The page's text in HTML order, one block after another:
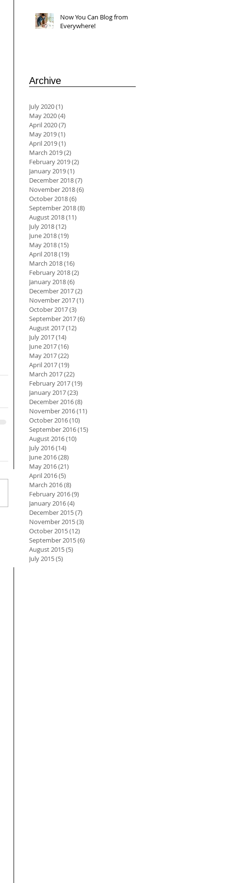
Now You Can Blog from
Everywhere!
July 2020(1)
May 2020(4)
April 2020(7)
May 2019(1)
April 2019(1)
March 2019(2)
February 2019(2)
January 2019(1)
December 2018(7)
November 2018(6)
October 2018(6)
September 2018(8)
August 2018(11)
July 2018(12)
June 2018(19)
May 2018(15)
April 2018(19)
March 2018(16)
February 2018(2)
January 2018(6)
December 2017(2)
November 2017(1)
October 2017(3)
September 2017(6)
August 2017(12)
July 2017(14)
June 2017(16)
May 2017(22)
April 2017(19)
March 2017(22)
February 2017(19)
January 2017(23)
December 2016(8)
November 2016(11)
October 2016(10)
September 2016(15)
August 2016(10)
July 2016(14)
June 2016(28)
May 2016(21)
April 2016(5)
March 2016(8)
February 2016(9)
January 2016(4)
December 2015(7)
November 2015(3)
October 2015(12)
September 2015(6)
August 2015(5)
July 2015(5)
Archive